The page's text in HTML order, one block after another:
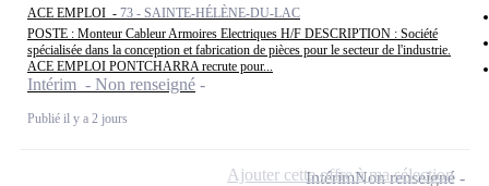
ACE EMPLOI - 73 - SAINTE-HÉLÈNE-DU-LAC
POSTE : Monteur Cableur Armoires Electriques H/F DESCRIPTION : Société
spécialisée dans la conception et fabrication de pièces pour le secteur de l'industrie.
ACE EMPLOI PONTCHARRA recrute pour...
Intérim - Non renseigné
Publié il y a 2 jours
IntérimNon renseigné
Ajouter cette offre à ma sélection